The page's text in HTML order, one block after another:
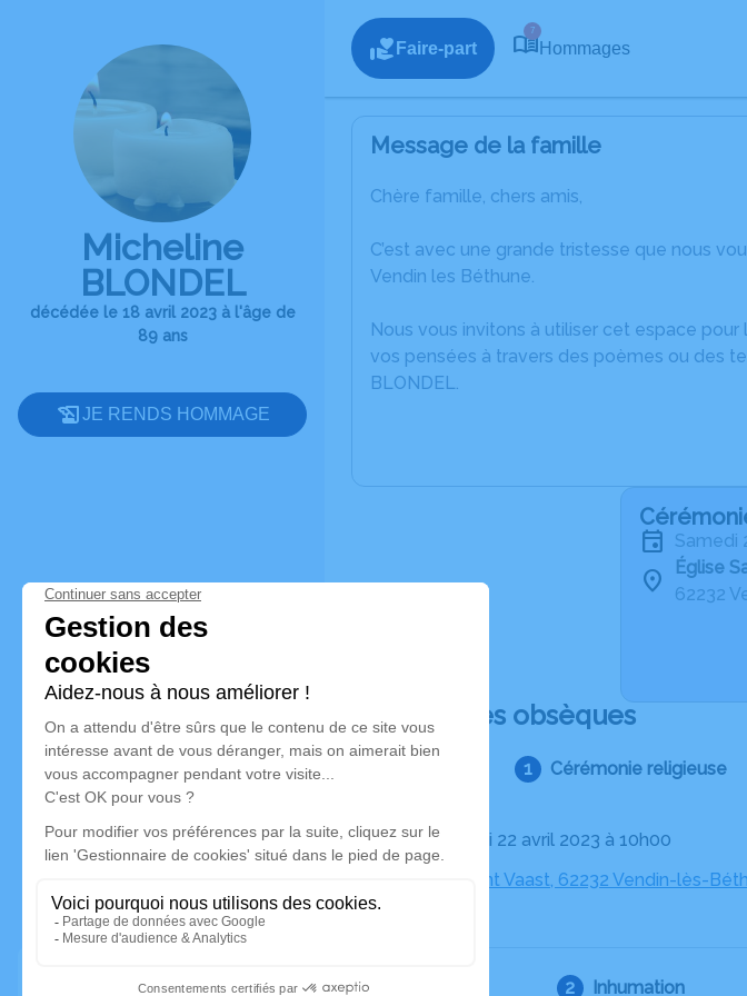
Micheline
BLONDEL
décédée le 18 avril 2023 à l'âge de
89 ans
JE RENDS HOMMAGE
Faire-part
7
Hommages
Message de la famille
Chère famille, chers amis,
C’est avec une grande tristesse que nous
Vendin les Béthune.
Nous vous invitons à utiliser cet espace
vos pensées à travers des poèmes ou des
BLONDEL.
Église
62232
Déroulé des obsèques
Cérémonie religieuse
Le samedi 22 avril 2023 à 10h00
Église Saint Vaast, 62232 Vendin-lès-
Inhumation